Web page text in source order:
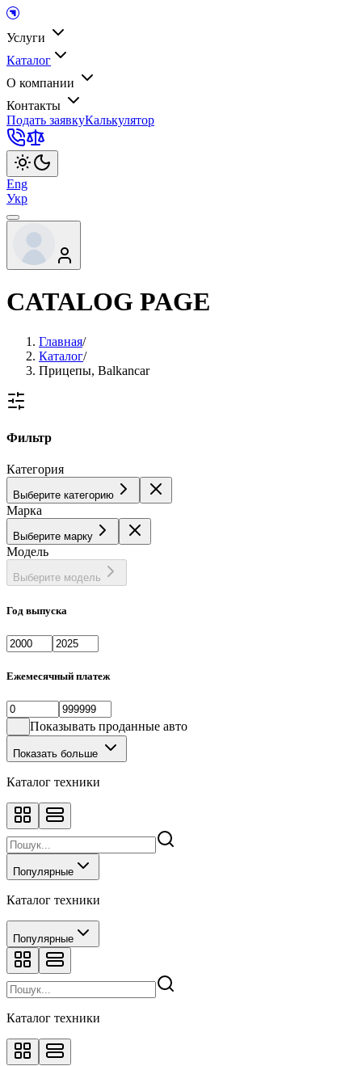
Услуги
Каталог
О компании
Контакты
Подать заявкуКалькулятор
Eng
Укр
CATALOG PAGE
Главная/
Каталог/
Прицепы, Balkancar
Фильтр
Категория
Выберите категорию
Марка
Выберите марку
Модель
Выберите модель
Год выпуска
Ежемесячный платеж
Показывать проданные авто
Показать больше
Каталог техники
Популярные
Каталог техники
Популярные
Каталог техники